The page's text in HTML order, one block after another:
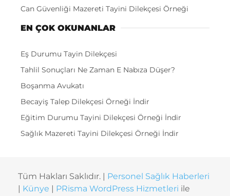
Can Güvenliği Mazereti Tayini Dilekçesi Örneği
EN ÇOK OKUNANLAR
Eş Durumu Tayin Dilekçesi
Tahlil Sonuçları Ne Zaman E Nabıza Düşer?
Boşanma Avukatı
Becayiş Talep Dilekçesi Örneği İndir
Eğitim Durumu Tayini Dilekçesi Örneği İndir
Sağlık Mazereti Tayini Dilekçesi Örneği İndir
Tüm Hakları Saklıdır. | Personel Sağlık Haberleri
| Künye | PRisma WordPress Hizmetleri ile